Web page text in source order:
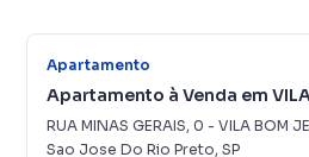
Apartamento
Apartamento à Venda em
RUA MINAS GERAIS, 0 - VILA BOM
Sao Jose Do Rio Preto, SP